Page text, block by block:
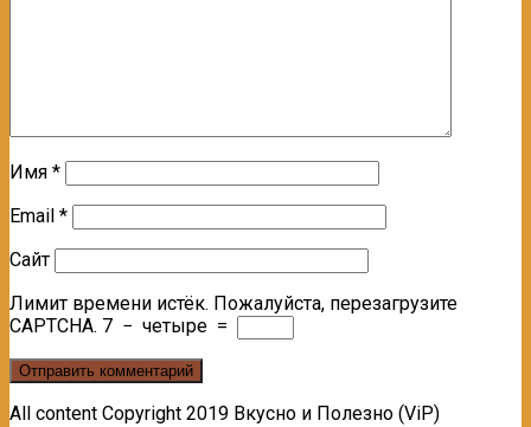
Имя *
Email *
Сайт
Лимит времени истёк. Пожалуйста, перезагрузите
CAPTCHA. 7 − четыре =
All content Copyright 2019 Вкусно и Полезно (ViP)